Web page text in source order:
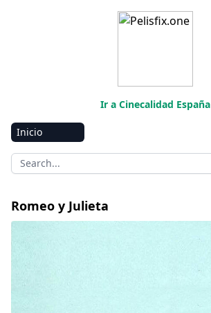
Ir a Cinecalidad España
Inicio
Amazon
Netflix
Disney+
HBO-Max
Romeo y Julieta